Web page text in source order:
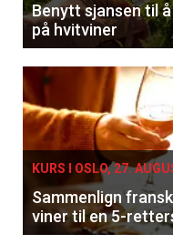
Benytt sjansen til
på hvitviner
KURS I OSLO, 27.
Sammenlign
viner til en 5-